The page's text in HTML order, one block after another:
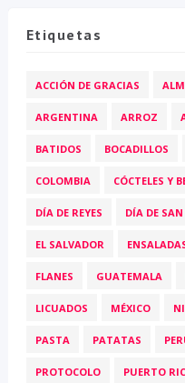
Etiquetas
ACCIÓN DE GRACIAS
ARGENTINA ARROZ
BATIDOS BOCADILLOS
COLOMBIA CÓCTELES Y
DÍA DE REYES DÍA DE
EL SALVADOR
FLANES GUATEMALA
LICUADOS MÉXICO
PASTA PATATAS
PROTOCOLO PUERTO